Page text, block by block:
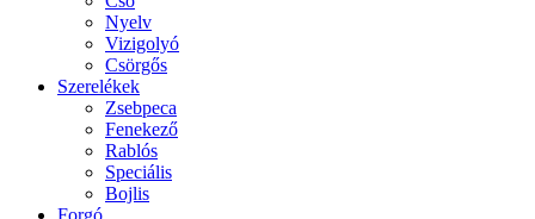
Nyelv
Vizigolyó
Csörgős
Szerelékek
Zsebpeca
Fenekező
Rablós
Speciális
Bojlis